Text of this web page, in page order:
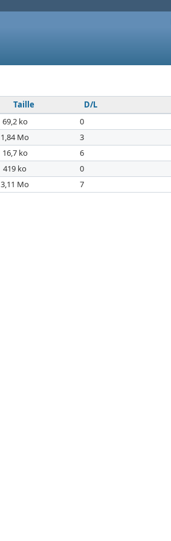
Taille D/L
69,2 ko 0
1,84 Mo 3
16,7 ko 6
419 ko 0
3,11 Mo 7